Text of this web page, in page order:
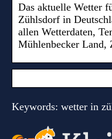
Das aktuelle Wetter
Zühlsdorf in
allen Wetterdaten,
Mühlenbecker Land,
Keywords: wetter in